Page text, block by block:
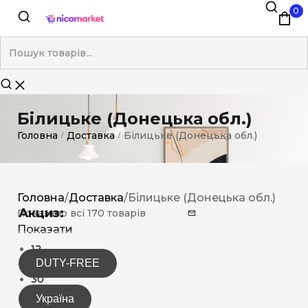
0
Білицьке (Донецька обл.)
Головна / Доставка / Білицьке (Донецька обл.)
Акциз:
DUTY-FREE
Україна
Головна/Доставка/Білицьке (Донецька обл.)
Показано всі 170 товарів
Показати
12
15
30